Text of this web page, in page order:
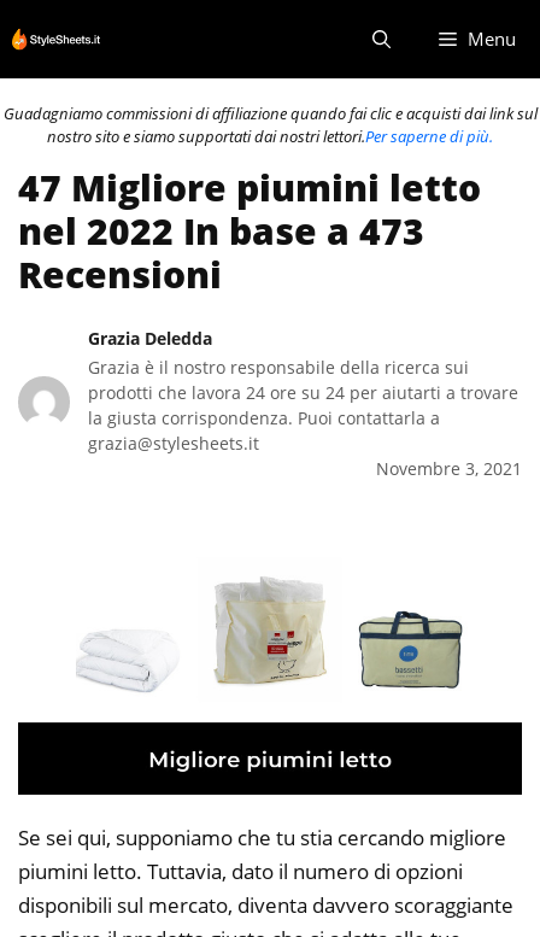
al
contenuto
Menu
Guadagniamo commissioni di affiliazione quando fai clic e acquisti dai link sul
nostro sito e siamo supportati dai nostri lettori.Per saperne di più.
47 Migliore piumini letto
nel 2022 In base a 473
Recensioni
Grazia Deledda
Grazia è il nostro responsabile della ricerca sui
prodotti che lavora 24 ore su 24 per aiutarti a trovare
la giusta corrispondenza. Puoi contattarla a
grazia@stylesheets.it
Novembre 3, 2021
Se sei qui, supponiamo che tu stia cercando migliore
piumini letto. Tuttavia, dato il numero di opzioni
disponibili sul mercato, diventa davvero scoraggiante